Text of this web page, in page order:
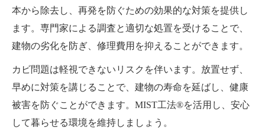
本から除去し、再発を防ぐための効果的な対策を提供し
ます。専門家による調査と適切な処置を受けることで、
建物の劣化を防ぎ、修理費用を抑えることができます。
カビ問題は軽視できないリスクを伴います。放置せず、
早めに対策を講じることで、建物の寿命を延ばし、健康
被害を防ぐことができます。MIST工法®を活用し、安心
して暮らせる環境を維持しましょう。